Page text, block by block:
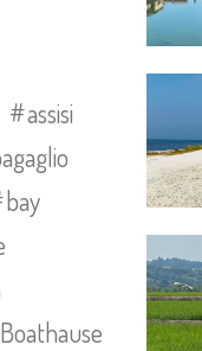
assisi
bay
Boathause